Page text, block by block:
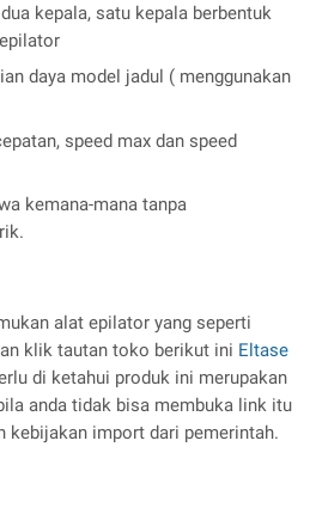
kepala, satu kepala berbentuk
daya model jadul ( menggunakan
speed max dan speed
kemana-mana tanpa
alat epilator yang seperti
klik tautan toko berikut ini Eltase
di ketahui produk ini merupakan
anda tidak bisa membuka link itu
kebijakan import dari pemerintah.